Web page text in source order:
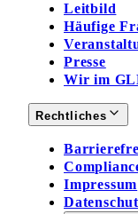
Leitbild
Häufige
Presse
Wir im
Rechtliches
Impressum